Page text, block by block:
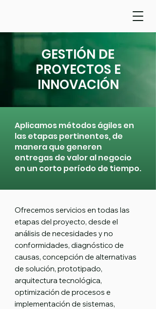
GESTIÓN DE
PROYECTOS E
INNOVACIÓN
Aplicamos métodos ágiles en
las etapas pertinentes, de
manera que generen
entregas de valor al negocio
en un corto período de tiempo.
Ofrecemos servicios en todas las
etapas del proyecto, desde el
análisis de necesidades y no
conformidades, diagnóstico de
causas, concepción de alternativas
de solución, prototipado,
arquitectura tecnológica,
optimización de procesos e
implementación de sistemas,